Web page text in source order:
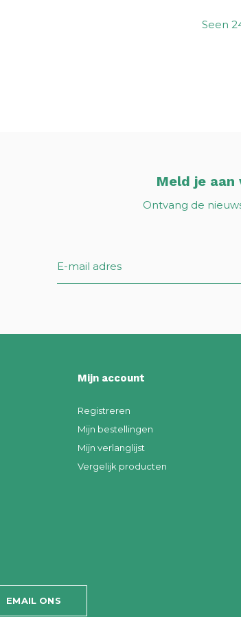
Seen
Meld je aan
Ontvang de
Mijn account
Registreren
Mijn bestellingen
Mijn verlanglijst
Vergelijk producten
EMAIL ONS